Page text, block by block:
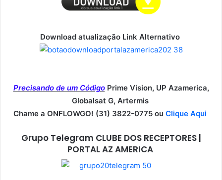
Download atualização Link Alternativo
Precisando de um Código Prime Vision, UP Azamerica,
Globalsat G, Artermis
Chame a ONFLOWGO! (31) 3822-0775 ou Clique Aqui
Grupo Telegram CLUBE DOS RECEPTORES |
PORTAL AZ AMERICA